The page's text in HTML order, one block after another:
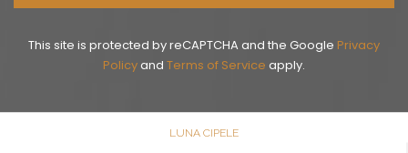
This site is protected by reCAPTCHA and the Google Privacy
Policyand Terms of Service apply.
LUNA CIPELE